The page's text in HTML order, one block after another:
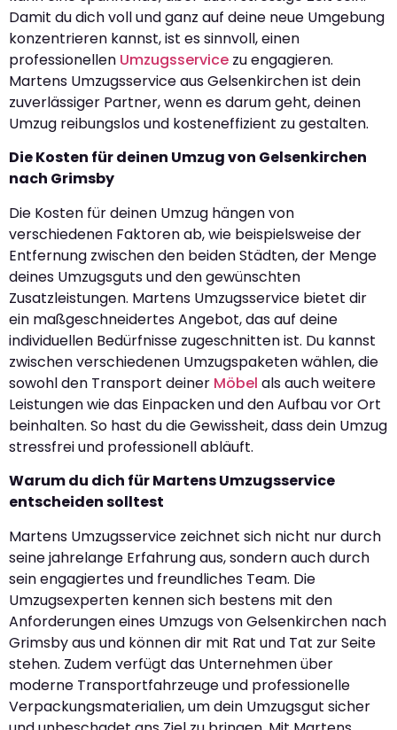
Damit du dich voll und ganz auf deine neue Umgebung
konzentrieren kannst, ist es sinnvoll, einen
professionellen Umzugsservice zu engagieren.
Martens Umzugsservice aus Gelsenkirchen ist dein
zuverlässiger Partner, wenn es darum geht, deinen
Umzug reibungslos und kosteneffizient zu gestalten.
Die Kosten für deinen Umzug von Gelsenkirchen
nach Grimsby
Die Kosten für deinen Umzug hängen von
verschiedenen Faktoren ab, wie beispielsweise der
Entfernung zwischen den beiden Städten, der Menge
deines Umzugsguts und den gewünschten
Zusatzleistungen. Martens Umzugsservice bietet dir
ein maßgeschneidertes Angebot, das auf deine
individuellen Bedürfnisse zugeschnitten ist. Du kannst
zwischen verschiedenen Umzugspaketen wählen, die
sowohl den Transport deiner Möbel als auch weitere
Leistungen wie das Einpacken und den Aufbau vor Ort
beinhalten. So hast du die Gewissheit, dass dein Umzug
stressfrei und professionell abläuft.
Warum du dich für Martens Umzugsservice
entscheiden solltest
Martens Umzugsservice zeichnet sich nicht nur durch
seine jahrelange Erfahrung aus, sondern auch durch
sein engagiertes und freundliches Team. Die
Umzugsexperten kennen sich bestens mit den
Anforderungen eines Umzugs von Gelsenkirchen nach
Grimsby aus und können dir mit Rat und Tat zur Seite
stehen. Zudem verfügt das Unternehmen über
moderne Transportfahrzeuge und professionelle
Verpackungsmaterialien, um dein Umzugsgut sicher